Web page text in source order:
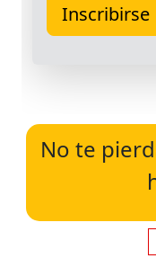
No te